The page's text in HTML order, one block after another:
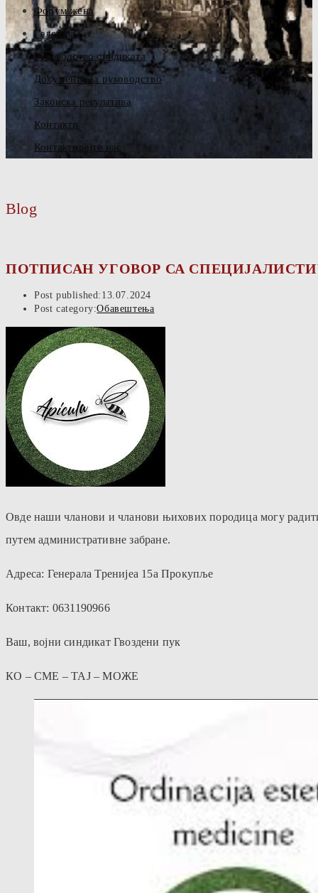
Форум жена
Галерија
Руководство синдиката
Документа за руководство
Законска регулатива
Контакти
Контактирајте нас
Blog
ПОТПИСАН УГОВОР СА
Post published: 13.07.2024
Post category:Обавештења
Овде наши чланови и чланови њихових породица могу радити
путем административне забране.
Адреса: Генерала Тренијеа 15а Прокупље
Контакт: 0631190966
Ваш, војни синдикат Гвоздени пук
КО – СМЕ – ТАЈ – МОЖЕ